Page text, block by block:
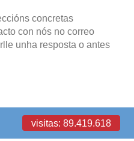
concretas
con nós no correo
unha resposta o antes
visitas: 89.419.618